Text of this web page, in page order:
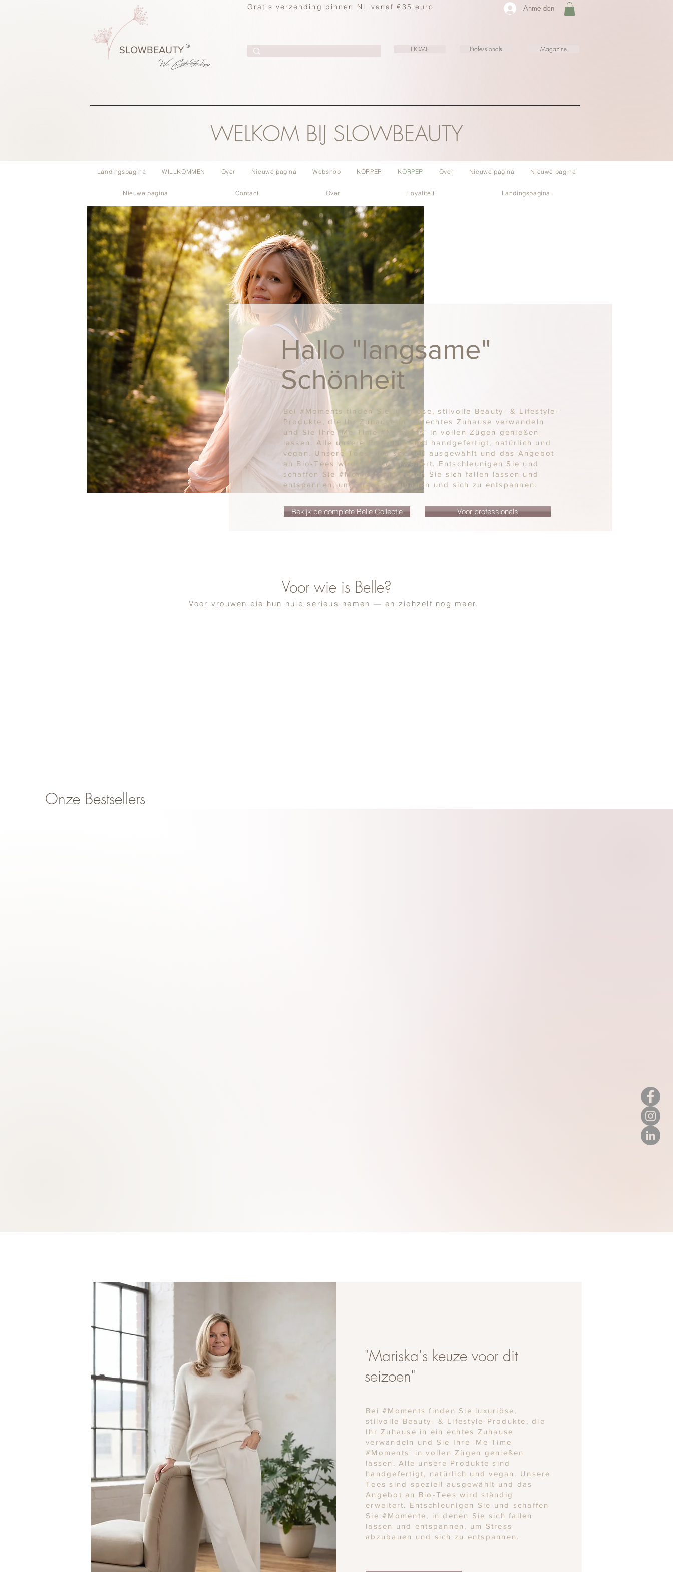
Gratis verzending binnen NL vanaf €35 euro Anmelden
®
SLOWBEAUTY
We CreateFeeling
HOME Professionals Magazine
WELKOM BIJ SLOWBEAUTY
Landingspagina WILLKOMMEN Over Nieuwe pagina Webshop KÖRPER KÖRPER Over Nieuwe pagina Nieuwe pagina
Nieuwe pagina Contact Over Loyaliteit Landingspagina
Hallo "langsame"
Schönheit
Bei #Moments finden Sie luxuriöse, stilvolle Beauty- & Lifestyle-
Produkte, die Ihr Zuhause in ein echtes Zuhause verwandeln
und Sie Ihre 'Me Time #Moments' in vollen Zügen genießen
lassen. Alle unsere Produkte sind handgefertigt, natürlich und
vegan. Unsere Tees sind speziell ausgewählt und das Angebot
an Bio-Tees wird ständig erweitert. Entschleunigen Sie und
schaffen Sie #Momente, in denen Sie sich fallen lassen und
entspannen, um Stress abzubauen und sich zu entspannen .
Bekijk de complete Belle Collectie Voor professionals
Voor wie is Belle?
Voor vrouwen die hun huid serieus nemen — en zichzelf nog meer.
Onze Bestsellers
"Mariska's keuze voor dit
seizoen"
Bei #Moments finden Sie luxuriöse,
stilvolle Beauty- & Lifestyle-Produkte, die
Ihr Zuhause in ein echtes Zuhause
verwandeln und Sie Ihre 'Me Time
#Moments' in vollen Zügen genießen
lassen. Alle unsere Produkte sind
handgefertigt, natürlich und vegan. Unsere
Tees sind speziell ausgewählt und das
Angebot an Bio-Tees wird ständig
erweitert. Entschleunigen Sie und schaffen
Sie #Momente, in denen Sie sich fallen
lassen und entspannen, um Stress
abzubauen und sich zu entspannen .